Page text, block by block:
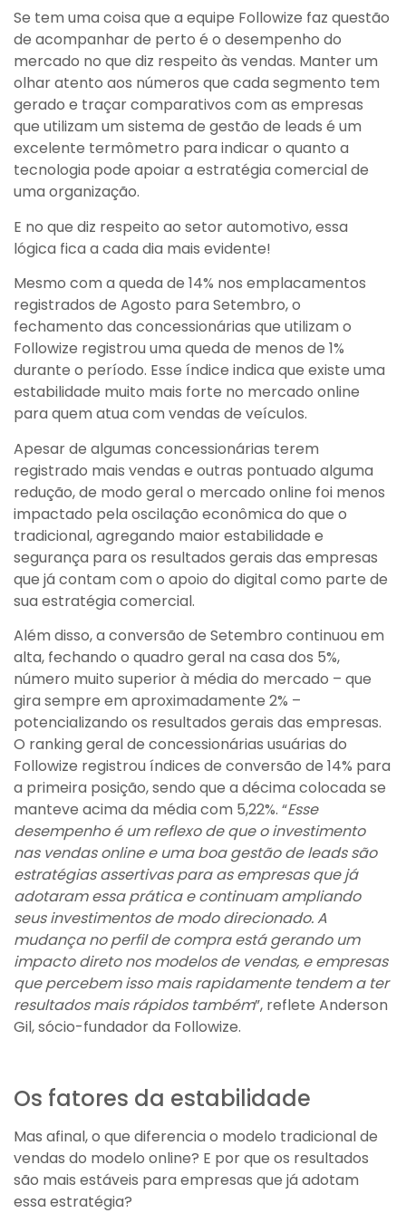
Se tem uma coisa que a equipe Followize faz questão
de acompanhar de perto é o desempenho do
mercado no que diz respeito às vendas. Manter um
olhar atento aos números que cada segmento tem
gerado e traçar comparativos com as empresas
que utilizam um sistema de gestão de leads é um
excelente termômetro para indicar o quanto a
tecnologia pode apoiar a estratégia comercial de
uma organização.
E no que diz respeito ao setor automotivo, essa
lógica fica a cada dia mais evidente!
Mesmo com a queda de 14% nos emplacamentos
registrados de Agosto para Setembro, o
fechamento das concessionárias que utilizam o
Followize registrou uma queda de menos de 1%
durante o período. Esse índice indica que existe uma
estabilidade muito mais forte no mercado online
para quem atua com vendas de veículos.
Apesar de algumas concessionárias terem
registrado mais vendas e outras pontuado alguma
redução, de modo geral o mercado online foi menos
impactado pela oscilação econômica do que o
tradicional, agregando maior estabilidade e
segurança para os resultados gerais das empresas
que já contam com o apoio do digital como parte de
sua estratégia comercial.
Além disso, a conversão de Setembro continuou em
alta, fechando o quadro geral na casa dos 5%,
número muito superior à média do mercado – que
gira sempre em aproximadamente 2% –
potencializando os resultados gerais das empresas.
O ranking geral de concessionárias usuárias do
Followize registrou índices de conversão de 14% para
a primeira posição, sendo que a décima colocada se
manteve acima da média com 5,22%. “Esse
desempenho é um reflexo de que o investimento
nas vendas online e uma boa gestão de leads são
estratégias assertivas para as empresas que já
adotaram essa prática e continuam ampliando
seus investimentos de modo direcionado. A
mudança no perfil de compra está gerando um
impacto direto nos modelos de vendas, e empresas
que percebem isso mais rapidamente tendem a ter
resultados mais rápidos também”, reflete Anderson
Gil, sócio-fundador da Followize.
Os fatores da estabilidade
Mas afinal, o que diferencia o modelo tradicional de
vendas do modelo online? E por que os resultados
são mais estáveis para empresas que já adotam
essa estratégia?